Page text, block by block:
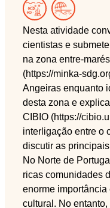
Nesta atividade
cientistas e
na zona entre-
(https://minka-
Angeiras enquanto
desta zona e
CIBIO (https://
interligação entre o
discutir as
No Norte de
ricas comunidades
enorme
cultural. No